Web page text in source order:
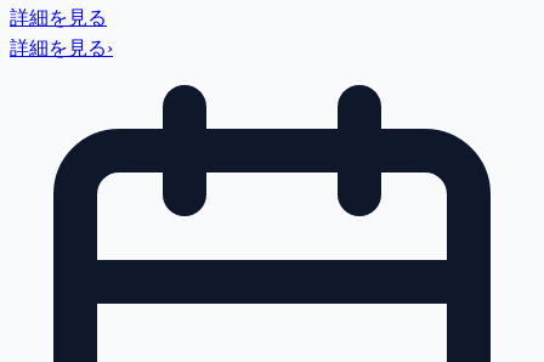
詳細を見る
詳細を見る›